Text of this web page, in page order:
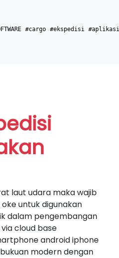
#cargo #ekspedisi
#aplikasi
laut udara maka wajib
untuk digunakan
dalam pengembangan
cloud base
android iphone
modern dengan